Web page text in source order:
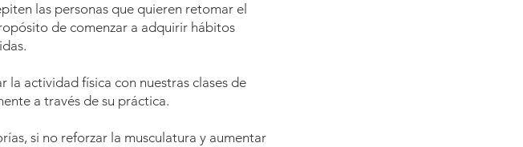
las personas que quieren retomar el
de comenzar a adquirir hábitos
actividad física con nuestras clases de
a través de su práctica.
si no reforzar la musculatura y aumentar